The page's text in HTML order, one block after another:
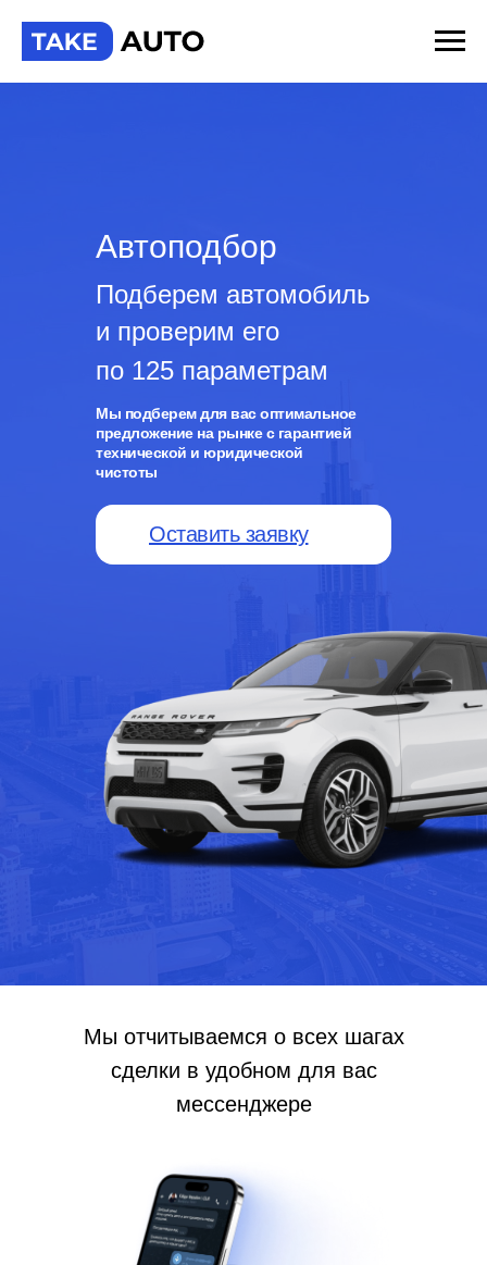
Оставить заявку
Мы подберем для вас оптимальное
предложение на рынке с гарантией
технической и юридической
чистоты
Подберем автомобиль
и проверим его
по 125 параметрам
Автоподбор
Мы отчитываемся о всех шагах
сделки в удобном для вас
мессенджере